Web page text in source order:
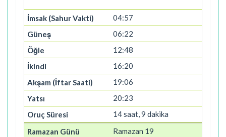
04:57
06:22
12:48
16:20
19:06
20:23
14 saat, 9 dakika
Ramazan 19